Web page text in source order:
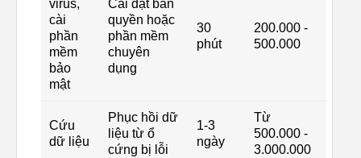
virus,
cài
phần
mềm
bảo
mật
Cài đặt bản
quyền hoặc
phần mềm
chuyên
dụng
30
phút
200.000 -
500.000
Cứu
dữ liệu
Phục hồi dữ
liệu từ ổ
cứng bị lỗi
1-3
ngày
Từ
500.000 -
3.000.000